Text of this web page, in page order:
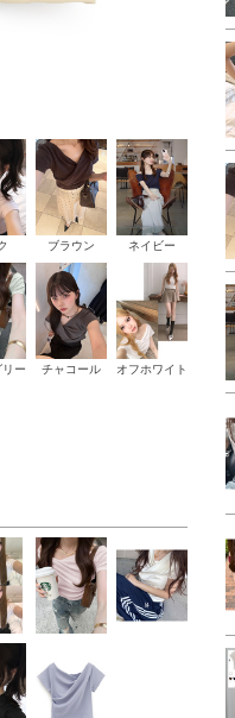
ブラウン ネイビー
リー
チャコール オフホワイト